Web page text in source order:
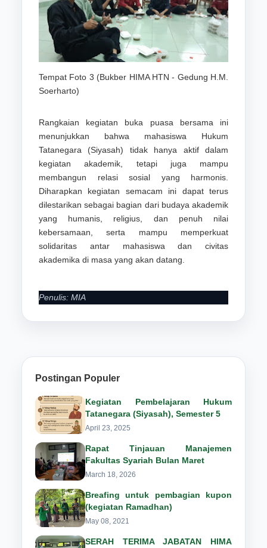
Tempat Foto 3 (Bukber HIMA HTN - Gedung H.M.
Soerharto)
Rangkaian kegiatan buka puasa bersama ini
menunjukkan bahwa mahasiswa Hukum
Tatanegara (Siyasah) tidak hanya aktif dalam
kegiatan akademik, tetapi juga mampu
membangun relasi sosial yang harmonis.
Diharapkan kegiatan semacam ini dapat terus
dilestarikan sebagai bagian dari budaya akademik
yang humanis, religius, dan penuh nilai
kebersamaan, serta mampu memperkuat
solidaritas antar mahasiswa dan civitas
akademika di masa yang akan datang.
Penulis: MIA
Postingan Populer
Kegiatan Pembelajaran Hukum
Tatanegara (Siyasah), Semester 5
April 23, 2025
Rapat Tinjauan Manajemen
Fakultas Syariah Bulan Maret
March 18, 2026
Breafing untuk pembagian kupon
(kegiatan Ramadhan)
May 08, 2021
SERAH TERIMA JABATAN HIMA